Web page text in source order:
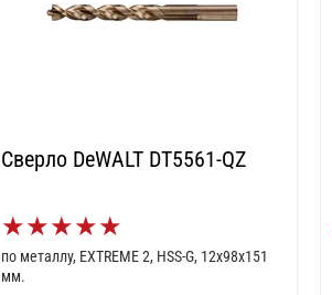
Сверло DeWALT DT5561-QZ
★★★★★
по металлу, EXTREME 2, HSS-G, 12x98x151
мм.